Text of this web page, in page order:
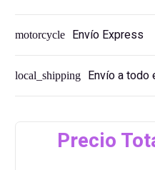
motorcycle Envío Express
local_shipping Envío a todo
Precio